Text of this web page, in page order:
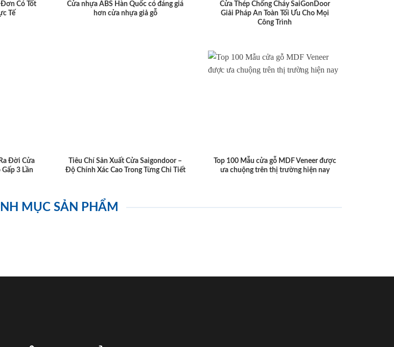
Có Tốt
Tế
Cửa nhựa ABS Hàn Quốc có đáng giá
hơn cửa nhựa giả gỗ
Cửa Thép Chống Cháy SaiGonDoor
Giải Pháp An Toàn Tối Ưu Cho Mọi
Công Trình
Đời Cửa
3 Lần
Tiêu Chí Sản Xuất Cửa Saigondoor –
Độ Chính Xác Cao Trong Từng Chi Tiết
Top 100 Mẫu cửa gỗ MDF Veneer được
ưa chuộng trên thị trường hiện nay
MỤC SẢN PHẨM